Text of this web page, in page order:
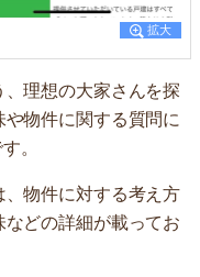
理想の大家さんを探
物件に関する質問に
。
物件に対する考え方
どの詳細が載ってお